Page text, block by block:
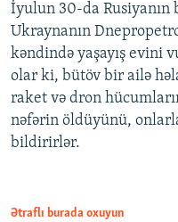
İyulun 30-da
Ukraynanın
kəndində yaşayış evini
olar ki, bütöv bir ailə
raket və dron
nəfərin öldüyünü,
bildirirlər.
Ətraflı burada oxuyun